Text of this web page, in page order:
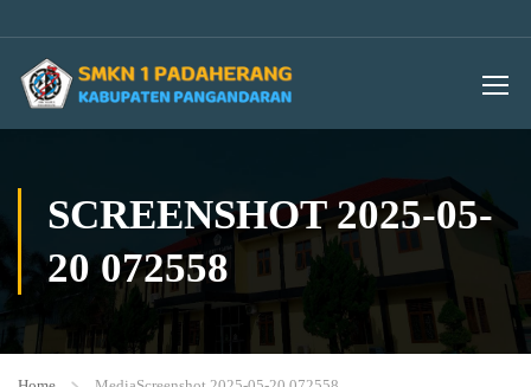
SCREENSHOT 2025-05-
20 072558